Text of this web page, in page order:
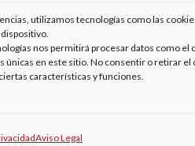
utilizamos tecnologías como las
nos permitirá procesar datos como el
únicas en este sitio. No consentir o retirar el
características y funciones.
Aviso Legal